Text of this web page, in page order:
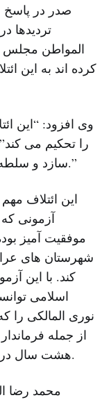
صدر در پاسخ
تردیدها
المواطن مجلس
کرده اند به این
وی افزود: “این
را تحکیم می
سازد و سلطه محوری و انحصار را از میان می برد.”
این ائتلاف
آزمونی
موفقیت آمیز
شهرستان های
کند. با این
اسلامی
نوری المالکی را
از جمله
هشت سال در انحصار خود گرفته بود، شکست دهد.
محمد رضا